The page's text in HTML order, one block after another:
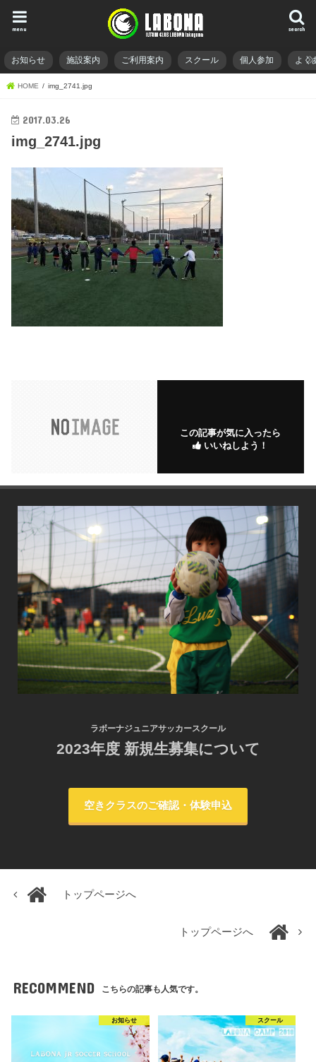
search
menu
お知らせ 施設案内 ご利用案内 スクール 個人参加 よく
HOME img_2741.jpg
2017.03.26
img_2741.jpg
この記事が気に入ったら
いいねしよう！
ラボーナジュニアサッカースクール
2023年度 新規生募集について
空きクラスのご確認・体験申込
トップページへ
トップページへ
RECOMMEND こちらの記事も人気です。
お知らせ スクール